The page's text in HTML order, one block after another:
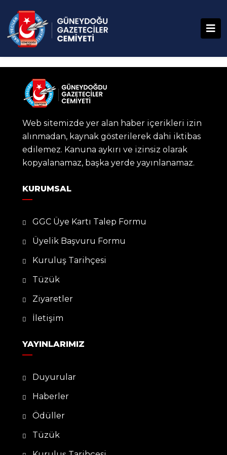
Web sitemizde yer alan haber içerikleri izin
alınmadan, kaynak gösterilerek dahi iktibas
edilemez. Kanuna aykırı ve izinsiz olarak
kopyalanamaz, başka yerde yayınlanamaz.
KURUMSAL
GGC Üye Kartı Talep Formu
Üyelik Başvuru Formu
Kuruluş Tarihçesi
Tüzük
Ziyaretler
İletişim
YAYINLARIMIZ
Duyurular
Haberler
Ödüller
Tüzük